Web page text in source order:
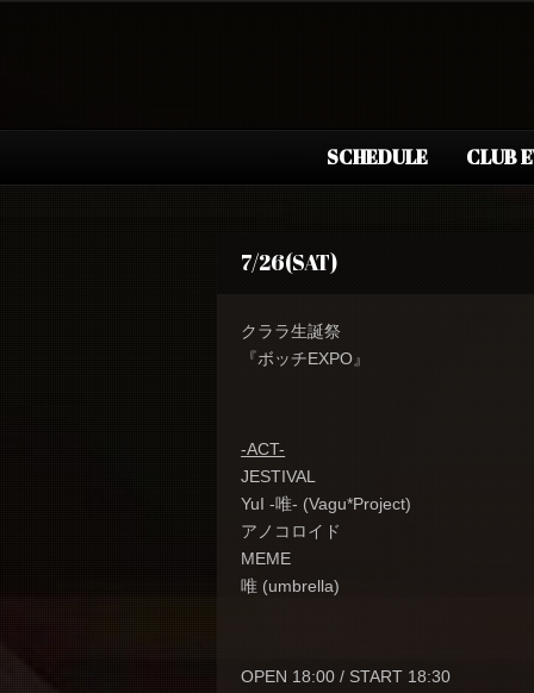
SCHEDULE CLUB
7/26(SAT)
クララ生誕祭
『ボッチEXPO』
-ACT-
JESTIVAL
YuI -唯- (Vagu*Project)
アノコロイド
MEME
唯 (umbrella)
OPEN 18:00 / START 18:30